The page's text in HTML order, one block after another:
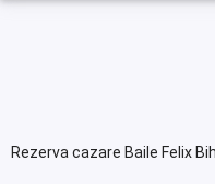
Rezerva cazare Baile Felix